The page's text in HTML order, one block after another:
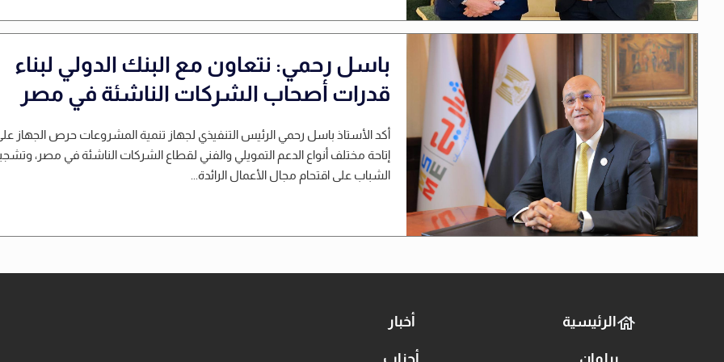
باسل رحمي: نتعاون مع البنك الدولي لبناء
قدرات أصحاب الشركات الناشئة في مصر
أكد الأستاذ باسل رحمي الرئيس التنفيذي لجهاز تنمية المشروعات حرص الجهاز
إتاحة مختلف أنواع الدعم التمويلي والفني لقطاع الشركات الناشئة في مصر،
الشباب على اقتحام مجال الأعمال الرائدة...
الرئيسية أخبار